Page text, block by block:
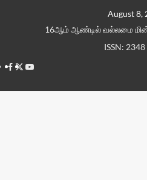
August 8,
16ஆம் ஆண்டில் வல்லமை
ISSN:
Facebook
TwitterYoutube